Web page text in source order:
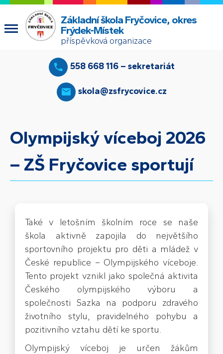
Základní škola Fryčovice, okres
Frýdek-Místek
příspěvková organizace
558 668 116 – sekretariát
skola@zsfrycovice.cz
Olympijský víceboj 2026
– ZŠ Fryčovice sportují
Také v letošním školním roce se naše
škola aktivně zapojila do největšího
sportovního projektu pro děti a mládež v
České republice – Olympijského víceboje.
Tento projekt vznikl jako společná aktivita
Českého olympijského výboru a
společnosti Sazka na podporu zdravého
životního stylu, pravidelného pohybu a
pozitivního vztahu dětí ke sportu.
Olympijský víceboj je určen žákům